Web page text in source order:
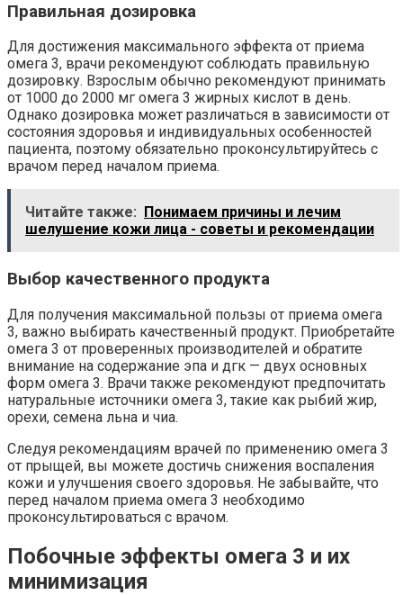
Правильная дозировка
Для достижения максимального эффекта от приема
омега 3, врачи рекомендуют соблюдать правильную
дозировку. Взрослым обычно рекомендуют принимать
от 1000 до 2000 мг омега 3 жирных кислот в день.
Однако дозировка может различаться в зависимости от
состояния здоровья и индивидуальных особенностей
пациента, поэтому обязательно проконсультируйтесь с
врачом перед началом приема.
Читайте также:
Понимаем причины и лечим
шелушение кожи лица - советы и рекомендации
Выбор качественного продукта
Для получения максимальной пользы от приема омега
3, важно выбирать качественный продукт. Приобретайте
омега 3 от проверенных производителей и обратите
внимание на содержание эпа и дгк — двух основных
форм омега 3. Врачи также рекомендуют предпочитать
натуральные источники омега 3, такие как рыбий жир,
орехи, семена льна и чиа.
Следуя рекомендациям врачей по применению омега 3
от прыщей, вы можете достичь снижения воспаления
кожи и улучшения своего здоровья. Не забывайте, что
перед началом приема омега 3 необходимо
проконсультироваться с врачом.
Побочные эффекты омега 3 и их
минимизация